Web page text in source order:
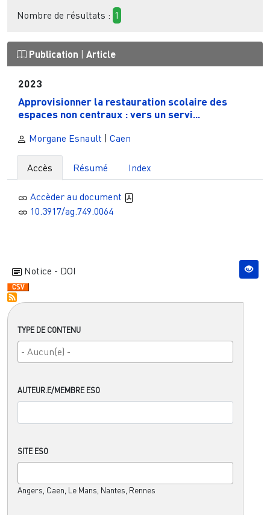
TYPE DE CONTENU
AUTEUR.E/MEMBRE ESO
SITE ESO
Angers, Caen, Le Mans, Nantes, Rennes
Nombre de résultats : 1
Publication Article
2023
Approvisionner la restauration scolaire des
espaces non centraux : vers un servi...
Morgane Esnault | Caen
Accès Résumé Index
Accèder au document
10.3917/ag.749.0064
Notice - DOI